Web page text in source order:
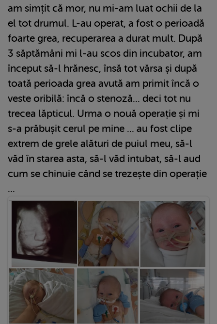
am simțit că mor, nu mi-am luat ochii de la
el tot drumul. L-au operat, a fost o perioadă
foarte grea, recuperarea a durat mult. După
3 săptămâni mi l-au scos din incubator, am
început să-l hrănesc, însă tot vărsa și după
toată perioada grea avută am primit încă o
veste oribilă: încă o stenoză... deci tot nu
trecea lăpticul. Urma o nouă operație și mi
s-a prăbușit cerul pe mine ... au fost clipe
extrem de grele alături de puiul meu, să-l
văd în starea asta, să-l văd intubat, să-l aud
cum se chinuie când se trezește din operație
...